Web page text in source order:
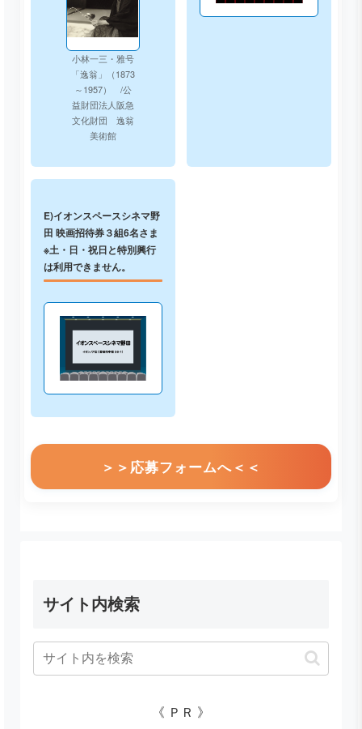
小林一三・雅号
「逸翁」（1873
～1957） /公
益財団法人阪急
文化財団 逸翁
美術館
E)イオンスペースシネマ野
田 映画招待券３組6名さま
※土・日・祝日と特別興行
は利用できません。
＞＞応募フォームへ＜＜
サイト内検索
《 ＰＲ 》